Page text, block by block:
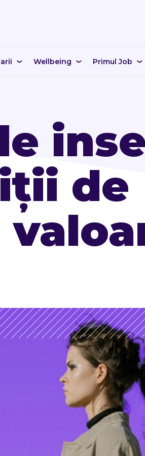
Wellbeing Primul Job
de